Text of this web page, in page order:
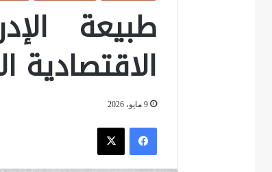
طبيعة
الاقتصادية
9 مايو، 2026
فيسبوك